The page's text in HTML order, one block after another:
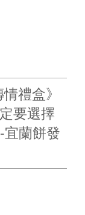
禮盒》
要選擇
宜蘭餅發